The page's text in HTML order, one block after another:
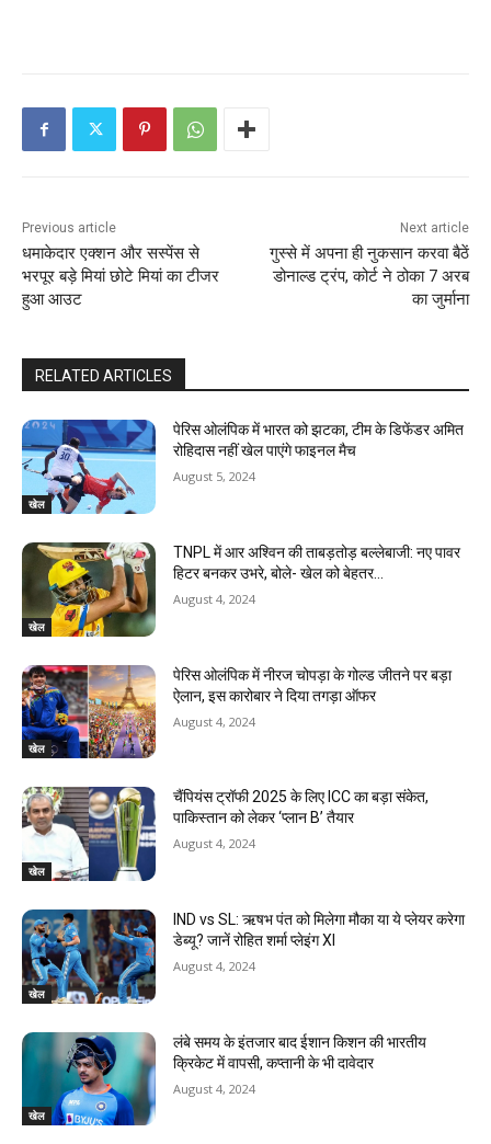
Previous article
धमाकेदार एक्शन और सस्पेंस से
भरपूर बड़े मियां छोटे मियां का टीजर
हुआ आउट
Next article
गुस्से में अपना ही नुकसान करवा बैठें
डोनाल्ड ट्रंप, कोर्ट ने ठोका 7 अरब
का जुर्माना
RELATED ARTICLES
खेल
पेरिस ओलंपिक में भारत को झटका, टीम के डिफेंडर अमित
रोहिदास नहीं खेल पाएंगे फाइनल मैच
August 5, 2024
खेल
TNPL में आर अश्विन की ताबड़तोड़ बल्‍लेबाजी: नए पावर
हिटर बनकर उभरे, बोले- खेल को बेहतर…
August 4, 2024
खेल
पेरिस ओलंपिक में नीरज चोपड़ा के गोल्ड जीतने पर बड़ा
ऐलान, इस कारोबार ने दिया तगड़ा ऑफर
August 4, 2024
खेल
चैंपियंस ट्रॉफी 2025 के लिए ICC का बड़ा संकेत,
पाकिस्तान को लेकर ‘प्लान B’ तैयार
August 4, 2024
खेल
IND vs SL: ऋषभ पंत को मिलेगा मौका या ये प्लेयर करेगा
डेब्यू? जानें रोहित शर्मा प्लेइंग XI
August 4, 2024
खेल
लंबे समय के इंतजार बाद ईशान किशन की भारतीय
क्रिकेट में वापसी, कप्तानी के भी दावेदार
August 4, 2024